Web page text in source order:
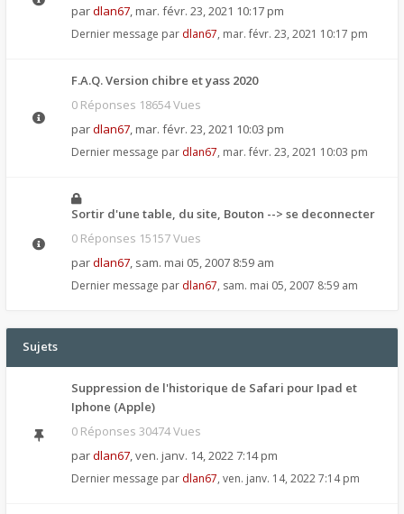
pardlan67, mar. févr. 23, 2021 10:17 pm
Dernier message par dlan67, mar. févr. 23, 2021 10:17 pm
F.A.Q. Version chibre et yass 2020
0 Réponses 18654 Vues
pardlan67, mar. févr. 23, 2021 10:03 pm
Dernier message par dlan67, mar. févr. 23, 2021 10:03 pm
Sortir d'une table, du site, Bouton --> se deconnecter
0 Réponses 15157 Vues
pardlan67, sam. mai 05, 2007 8:59 am
Dernier message par dlan67, sam. mai 05, 2007 8:59 am
Sujets
Suppression de l'historique de Safari pour Ipad et
Iphone (Apple)
0 Réponses 30474 Vues
pardlan67,ven. janv. 14, 2022 7:14 pm
Dernier message par dlan67, ven. janv. 14, 2022 7:14 pm